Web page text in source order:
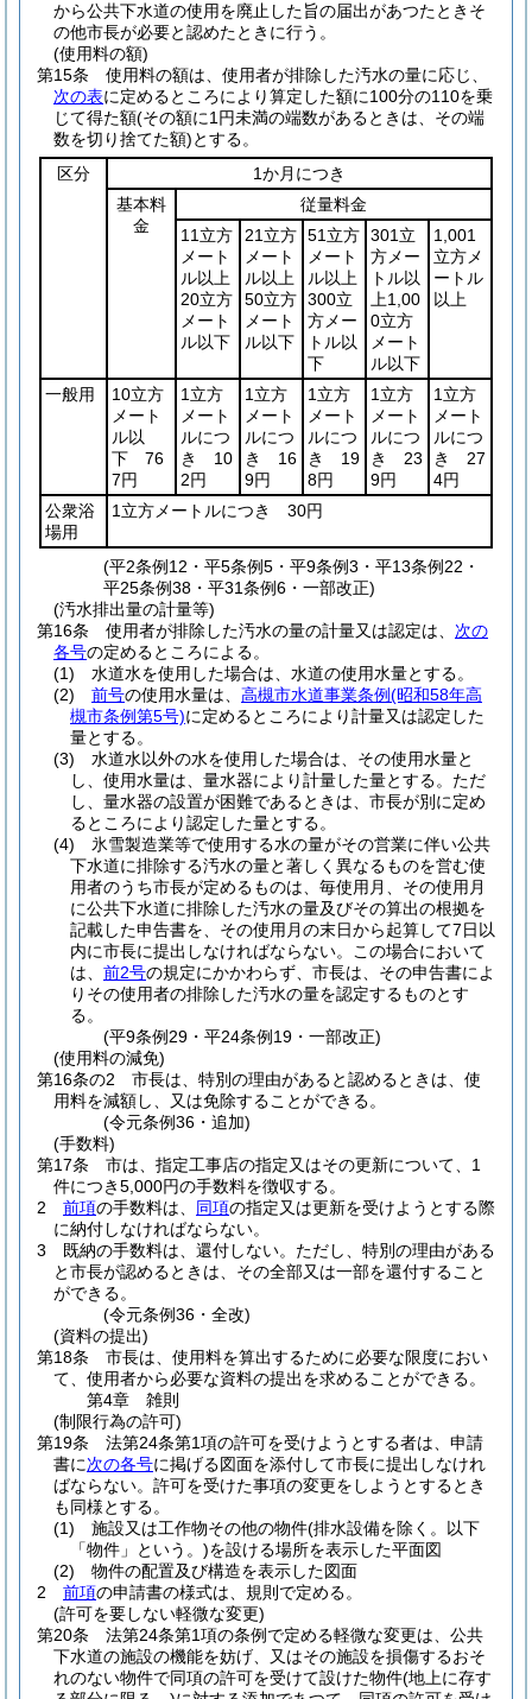
から公共下水道の使用を廃止した旨の届出があつたときそ
の他市長が必要と認めたときに行う。
(使用料の額)
第15条
使用料の額は、使用者が排除した汚水の量に応じ、
次の表に定めるところにより算定した額に100分の110を乗
じて得た額(その額に1円未満の端数があるときは、その端
数を切り捨てた額)とする。
区分
1か月につき
基本料
金
従量料金
11立方
メート
ル以上
20立方
メート
ル以下
21立方
メート
ル以上
50立方
メート
ル以下
51立方
メート
ル以上
300立
方メー
トル以
下
301立
方メー
トル以
上1,00
0立方
メート
ル以下
1,001
立方メ
ートル
以上
一般用
10立方
メート
ル以
下 76
7円
1立方
メート
ルにつ
き 10
2円
1立方
メート
ルにつ
き 16
9円
1立方
メート
ルにつ
き 19
8円
1立方
メート
ルにつ
き 23
9円
1立方
メート
ルにつ
き 27
4円
公衆浴
場用
1立方メートルにつき 30円
(平2条例12・平5条例5・平9条例3・平13条例22・
平25条例38・平31条例6・一部改正)
(汚水排出量の計量等)
第16条
使用者が排除した汚水の量の計量又は認定は、 次の
各号の定めるところによる。
(1)
水道水を使用した場合は、水道の使用水量とする。
(2)
前号の使用水量は、 高槻市水道事業条例(昭和58年高
槻市条例第5号)に定めるところにより計量又は認定した
量とする。
(3)
水道水以外の水を使用した場合は、その使用水量と
し、使用水量は、量水器により計量した量とする。 ただ
し、量水器の設置が困難であるときは、市長が別に定め
るところにより認定した量とする。
(4)
氷雪製造業等で使用する水の量がその営業に伴い公共
下水道に排除する汚水の量と著しく異なるものを営む使
用者のうち市長が定めるものは、毎使用月、その使用月
に公共下水道に排除した汚水の量及びその算出の根拠を
記載した申告書を、その使用月の末日から起算して7日以
内に市長に提出しなければならない。
この場合において
は、 前2号の規定にかかわらず、市長は、その申告書によ
りその使用者の排除した汚水の量を認定するものとす
る。
(平9条例29・平24条例19・一部改正)
(使用料の減免)
第16条の2
市長は、特別の理由があると認めるときは、使
用料を減額し、又は免除することができる。
(令元条例36・追加)
(手数料)
第17条
市は、指定工事店の指定又はその更新について、1
件につき5,000円の手数料を徴収する。
2
前項の手数料は、 同項の指定又は更新を受けようとする際
に納付しなければならない。
3
既納の手数料は、還付しない。 ただし、特別の理由がある
と市長が認めるときは、その全部又は一部を還付すること
ができる。
(令元条例36・全改)
(資料の提出)
第18条
市長は、使用料を算出するために必要な限度におい
て、使用者から必要な資料の提出を求めることができる。
第4章
雑則
(制限行為の許可)
第19条
法第24条第1項の許可を受けようとする者は、申請
書に次の各号に掲げる図面を添付して市長に提出しなけれ
ばならない。 許可を受けた事項の変更をしようとするとき
も同様とする。
(1)
施設又は工作物その他の物件(排水設備を除く。以下
「物件」という。)を設ける場所を表示した平面図
(2)
物件の配置及び構造を表示した図面
2
前項の申請書の様式は、規則で定める。
(許可を要しない軽微な変更)
第20条
法第24条第1項の条例で定める軽微な変更は、公共
下水道の施設の機能を妨げ、又はその施設を損傷するおそ
れのない物件で同項の許可を受けて設けた物件(地上に存す